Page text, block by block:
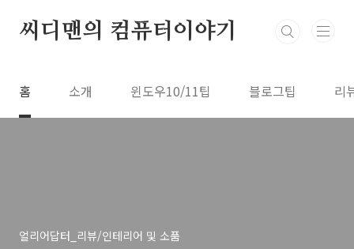
씨디맨의 컴퓨터이야기
홈 소개 윈도우10/11팁 블로그팁 리
얼리어답터_리뷰/인테리어 및 소품